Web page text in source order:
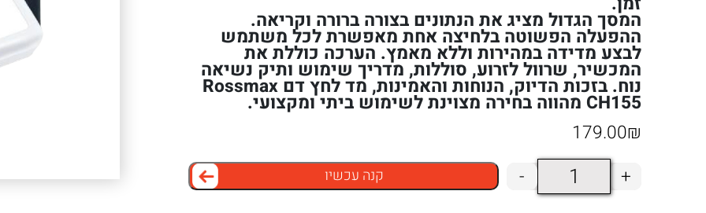
המסך הגדול מציג את הנתונים בצורה ברורה וקריאה.
ההפעלה הפשוטה בלחיצה אחת מאפשרת לכל משתמש
לבצע מדידה במהירות וללא מאמץ. הערכה כוללת את
המכשיר, שרוול לזרוע, סוללות, מדריך שימוש ותיק נשיאה
נוח. בזכות הדיוק, הנוחות והאמינות, מד לחץ דם Rossmax
CH155 מהווה בחירה מצוינת לשימוש ביתי ומקצועי.
₪
179.00
+
כמות
של
- קנה עכשיו